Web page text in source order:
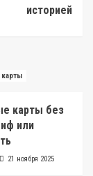
историей
карты без
или
21 ноября 2025